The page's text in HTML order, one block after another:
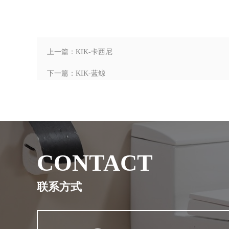
上一篇：KIK-卡西尼
下一篇：KIK-蓝鲸
CONTACT
联系方式